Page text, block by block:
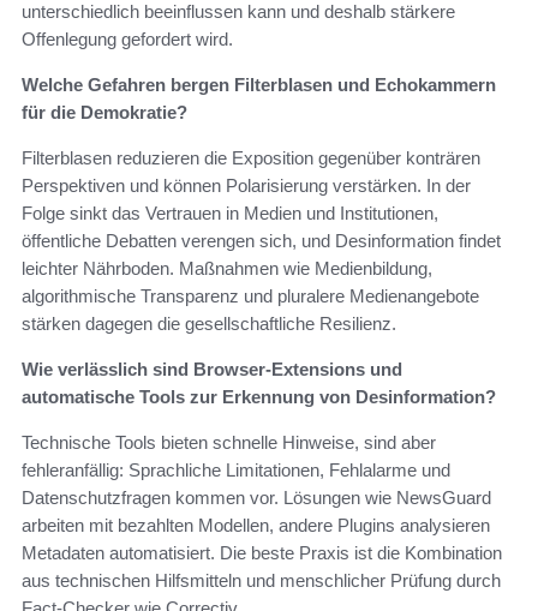
unterschiedlich beeinflussen kann und deshalb stärkere
Offenlegung gefordert wird.
Welche Gefahren bergen Filterblasen und Echokammern
für die Demokratie?
Filterblasen reduzieren die Exposition gegenüber konträren
Perspektiven und können Polarisierung verstärken. In der
Folge sinkt das Vertrauen in Medien und Institutionen,
öffentliche Debatten verengen sich, und Desinformation findet
leichter Nährboden. Maßnahmen wie Medienbildung,
algorithmische Transparenz und pluralere Medienangebote
stärken dagegen die gesellschaftliche Resilienz.
Wie verlässlich sind Browser-Extensions und
automatische Tools zur Erkennung von Desinformation?
Technische Tools bieten schnelle Hinweise, sind aber
fehleranfällig: Sprachliche Limitationen, Fehlalarme und
Datenschutzfragen kommen vor. Lösungen wie NewsGuard
arbeiten mit bezahlten Modellen, andere Plugins analysieren
Metadaten automatisiert. Die beste Praxis ist die Kombination
aus technischen Hilfsmitteln und menschlicher Prüfung durch